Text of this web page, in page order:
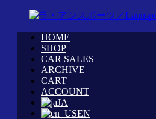
content
HOME
SHOP
CAR SALES
ARCHIVE
CART
ACCOUNT
JA
EN